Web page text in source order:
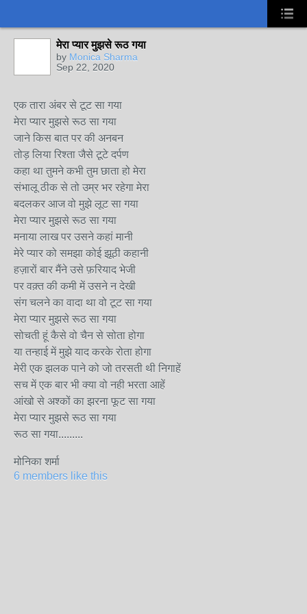
मेरा प्यार मुझसे रूठ गया
by Monica Sharma
Sep 22, 2020
एक तारा अंबर से टूट सा गया
मेरा प्यार मुझसे रूठ सा गया
जाने किस बात पर की अनबन
तोड़ लिया रिश्ता जैसे टूटे दर्पण
कहा था तुमने कभी तुम छाता हो मेरा
संभालू ठीक से तो उम्र भर रहेगा मेरा
बदलकर आज वो मुझे लूट सा गया
मेरा प्यार मुझसे रूठ सा गया
मनाया लाख पर उसने कहां मानी
मेरे प्यार को समझा कोई झूठी कहानी
हज़ारों बार मैंने उसे फ़रियाद भेजी
पर वक़्त की कमी में उसने न देखी
संग चलने का वादा था वो टूट सा गया
मेरा प्यार मुझसे रूठ सा गया
सोचती हूं कैसे वो चैन से सोता होगा
या तन्हाई में मुझे याद करके रोता होगा
मेरी एक झलक पाने को जो तरसती थी निगाहें
सच में एक बार भी क्या वो नही भरता आहें
आंखो से अश्कों का झरना फूट सा गया
मेरा प्यार मुझसे रूठ सा गया
रूठ सा गया.........
मोनिका शर्मा
6 members like this